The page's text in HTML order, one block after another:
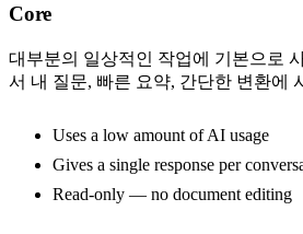
Core
대부분의 일상적인 작업에 기본으로
서 내 질문, 빠른 요약, 간단한 변환에
Uses a low amount of AI usage
Gives a single response per
Read-only — no document editing